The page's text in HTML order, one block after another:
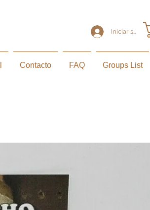
Iniciar sesión
Contacto FAQ Groups List